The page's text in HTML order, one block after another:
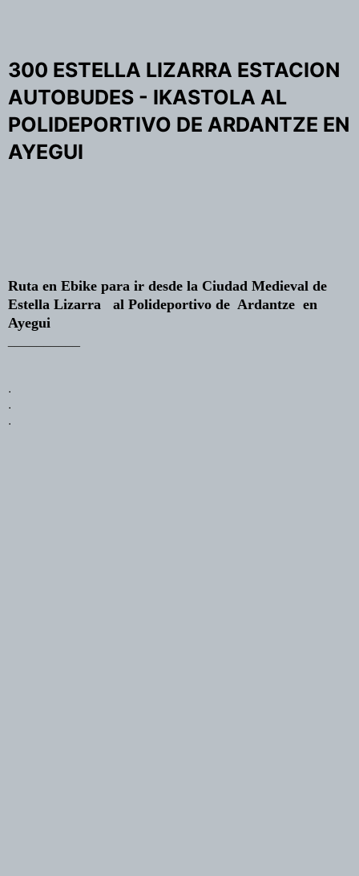
300 ESTELLA LIZARRA ESTACION
AUTOBUDES - IKASTOLA AL
POLIDEPORTIVO DE ARDANTZE EN
AYEGUI
Ruta en Ebike para ir desde la Ciudad Medieval de
Estella Lizarra al Polideportivo de Ardantze en
Ayegui
.
.
.